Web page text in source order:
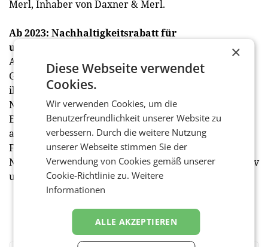
Merl, Inhaber von Daxner & Merl.
Ab 2023: Nachhaltigkeitsrabatt für
umweltfreundliche Werbekundinnen und Kunden
Ab 1. Jänner 2023 wird die Post zudem all jene
Geschäftskundinnen und Kunden belohnen, die bei
ihren Flugblättern auch mit diversen Umwelt- und
Nachhaltigkeitszertifikaten wie EU-Ecolabel, Blauer
Engel oder das Österreichische Umweltzeichen
ausgestattet sind. Diese Unternehmen erhalten bei
Flugblättern im „Das Kuvert“ ab nächstem Jahr einen
Nachhaltigkeitsrabatt. Damit unterstützt die Post aktiv
umweltfreundliches Werben. (red)
×
Diese Webseite verwendet
Cookies.
Wir verwenden Cookies, um die
Benutzerfreundlichkeit unserer Website zu
verbessern. Durch die weitere Nutzung
unserer Webseite stimmen Sie der
Verwendung von Cookies gemäß unserer
Cookie-Richtlinie zu.Weitere
Informationen
ALLE AKZEPTIEREN